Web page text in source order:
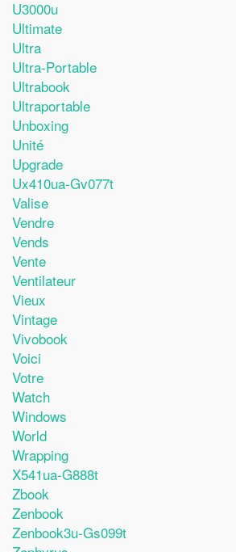
U3000u
Ultimate
Ultra
Ultra-Portable
Ultrabook
Ultraportable
Unboxing
Unité
Upgrade
Ux410ua-Gv077t
Valise
Vendre
Vends
Vente
Ventilateur
Vieux
Vintage
Vivobook
Voici
Votre
Watch
Windows
World
Wrapping
X541ua-G888t
Zbook
Zenbook
Zenbook3u-Gs099t